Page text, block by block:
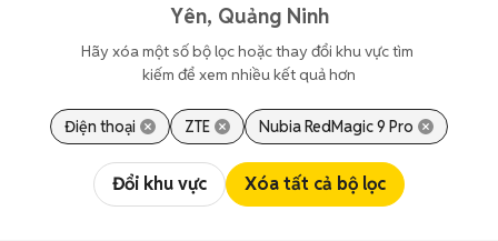
Yên, Quảng Ninh
Hãy xóa một số bộ lọc hoặc thay đổi khu vực tìm
kiếm để xem nhiều kết quả hơn
Điện thoại ZTE Nubia RedMagic 9 Pro
Đổi khu vực Xóa tất cả bộ lọc